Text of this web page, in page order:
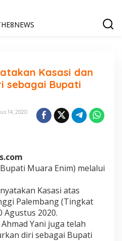
Kasasi dan
sebagai Bupati
14, 2020
Muara Enim) melalui
Kasasi atas
Palembang (Tingkat
Agustus 2020.
Yani juga telah
diri sebagai Bupati